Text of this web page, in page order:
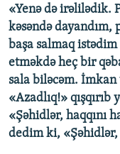
«Yenə də irəlilədik.
kəsəndə dayandım,
başa salmaq
etməkdə heç bir
sala biləcəm.
«Azadlıq!» qışqırıb
«Şəhidlər, haqqını
dedim ki, «Şəhidlər,